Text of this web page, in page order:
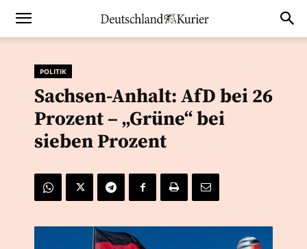
POLITIK
Sachsen-Anhalt: AfD bei 26
Prozent – „Grüne“ bei
sieben Prozent